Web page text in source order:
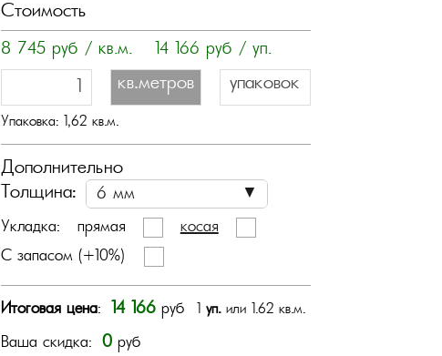
Стоимость
8 745руб / кв.м. 14 166 руб / уп.
кв.метров упаковок
Упаковка: 1,62кв.м.
Дополнительно
Толщина:
Укладка: прямая
косая
С запасом (+10%)
Итоговая цена: 14 166руб 1 уп.или 1.62 кв.м.
Ваша скидка: 0руб